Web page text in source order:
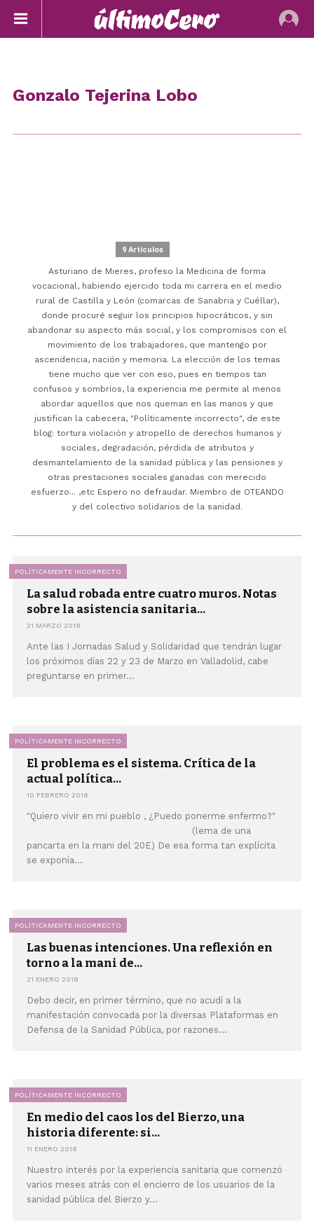
Gonzalo Tejerina Lobo
9 Artículos
Asturiano de Mieres, profeso la Medicina de forma
vocacional, habiendo ejercido toda mi carrera en el medio
rural de Castilla y León (comarcas de Sanabria y Cuéllar),
donde procuré seguir los principios hipocráticos, y sin
abandonar su aspecto más social, y los compromisos con el
movimiento de los trabajadores, que mantengo por
ascendencia, nación y memoria. La elección de los temas
tiene mucho que ver con eso, pues en tiempos tan
confusos y sombríos, la experiencia me permite al menos
abordar aquellos que nos queman en las manos y que
justifican la cabecera, "Políticamente incorrecto", de este
blog: tortura violación y atropello de derechos humanos y
sociales, degradación, pérdida de atributos y
desmantelamiento de la sanidad pública y las pensiones y
otras prestaciones sociales ganadas con merecido
esfuerzo... ,etc Espero no defraudar. Miembro de OTEANDO
y del colectivo solidarios de la sanidad.
POLÍTICAMENTE INCORRECTO
La salud robada entre cuatro muros. Notas
sobre la asistencia sanitaria...
21 MARZO 2018
Ante las I Jornadas Salud y Solidaridad que tendrán lugar
los próximos días 22 y 23 de Marzo en Valladolid, cabe
preguntarse en primer...
POLÍTICAMENTE INCORRECTO
El problema es el sistema. Crítica de la
actual política...
10 FEBRERO 2018
"Quiero vivir en mi pueblo , ¿Puedo ponerme enfermo?"
(lema de una
pancarta en la mani del 20E) De esa forma tan explícita
se exponía...
POLÍTICAMENTE INCORRECTO
Las buenas intenciones. Una reflexión en
torno a la mani de...
21 ENERO 2018
Debo decir, en primer término, que no acudí a la
manifestación convocada por la diversas Plataformas en
Defensa de la Sanidad Pública, por razones...
POLÍTICAMENTE INCORRECTO
En medio del caos los del Bierzo, una
historia diferente: si...
11 ENERO 2018
Nuestro interés por la experiencia sanitaria que comenzó
varios meses atrás con el encierro de los usuarios de la
sanidad pública del Bierzo y...